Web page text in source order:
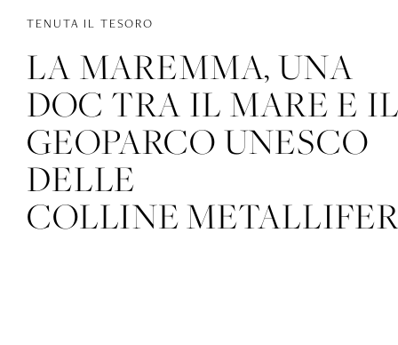
TENUTA IL TESORO
LA MAREMMA, UNA
DOC TRA IL MARE E
GEOPARCO UNESCO
DELLE
COLLINE